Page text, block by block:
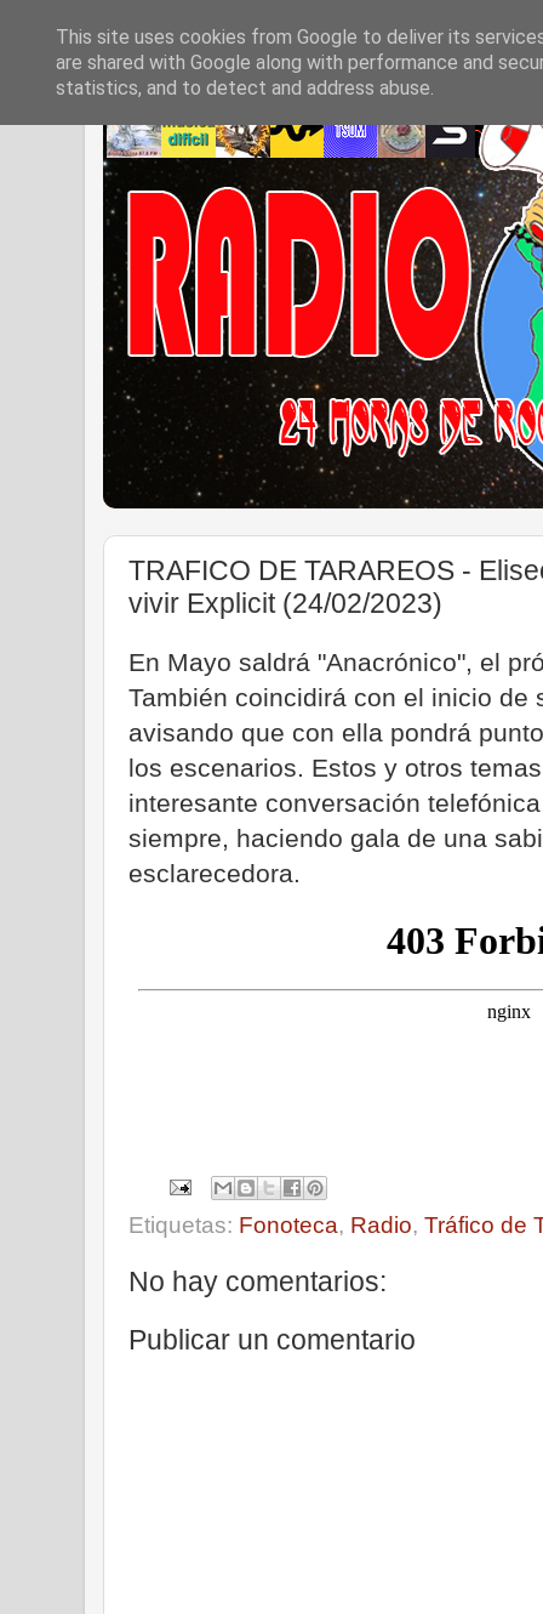
TRAFICO DE TARAREOS -
vivir Explicit (24/02/2023)
En Mayo saldrá "Anacrónico", el
También coincidirá con el inicio de
avisando que con ella pondrá
los escenarios. Estos y otros
interesante conversación
siempre, haciendo gala de una
esclarecedora.
Etiquetas: Fonoteca, Radio, Tráfico de
No hay comentarios:
Publicar un comentario
This site uses cookies from Google to deliver its
are shared with Google along with performance and
statistics, and to detect and address abuse.